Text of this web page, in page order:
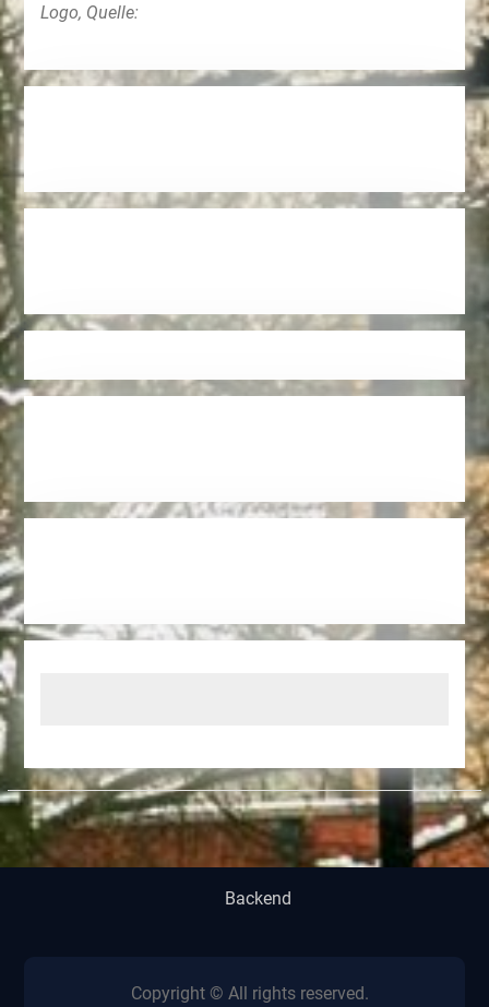
Logo, Quelle:
Backend
Copyright © All rights reserved.